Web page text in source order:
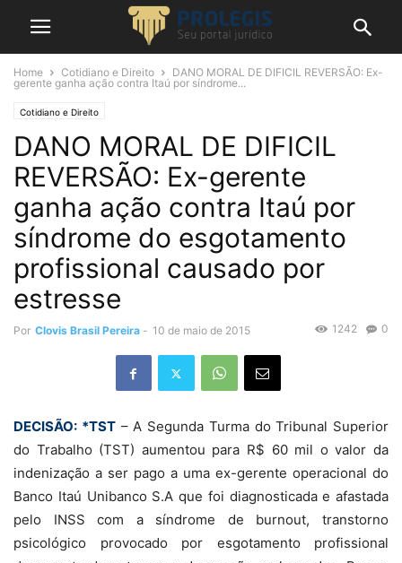
Home Cotidiano e Direito
DANO MORAL DE DIFICIL REVERSÃO: Ex-
gerente ganha ação contra Itaú por síndrome...
Cotidiano e Direito
DANO MORAL DE DIFICIL
REVERSÃO: Ex-gerente
ganha ação contra Itaú por
síndrome do esgotamento
profissional causado por
estresse
Por Clovis Brasil Pereira - 10 de maio de 2015 0
1242
DECISÃO: *TST– A Segunda Turma do Tribunal Superior
do Trabalho (TST) aumentou para R$ 60 mil o valor da
indenização a ser pago a uma ex-gerente operacional do
Banco Itaú Unibanco S.A que foi diagnosticada e afastada
pelo INSS com a síndrome de burnout, transtorno
psicológico provocado por esgotamento profissional